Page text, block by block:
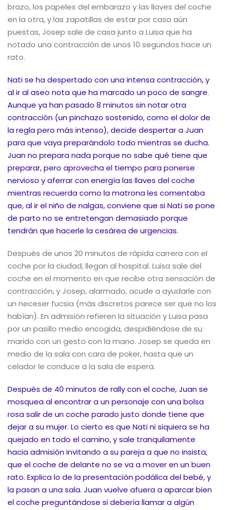
brazo, los papeles del embarazo y las llaves del coche
en la otra, y las zapatillas de estar por casa aún
puestas, Josep sale de casa junto a Luisa que ha
notado una contracción de unos 10 segundos hace un
rato.
Nati se ha despertado con una intensa contracción, y
al ir al aseo nota que ha marcado un poco de sangre.
Aunque ya han pasado 8 minutos sin notar otra
contracción (un pinchazo sostenido, como el dolor de
la regla pero más intenso), decide despertar a Juan
para que vaya preparándolo todo mientras se ducha.
Juan no prepara nada porque no sabe qué tiene que
preparar, pero aprovecha el tiempo para ponerse
nervioso y aferrar con energía las llaves del coche
mientras recuerda como la matrona les comentaba
que, al ir el niño de nalgas, conviene que si Nati se pone
de parto no se entretengan demasiado porque
tendrán que hacerle la cesárea de urgencias.
Después de unos 20 minutos de rápida carrera con el
coche por la ciudad, llegan al hospital. Luisa sale del
coche en el momento en que recibe otra sensación de
contracción, y Josep, alarmado, acude a ayudarle con
un neceser fucsia (más discretos parece ser que no los
habían). En admisión refieren la situación y Luisa pasa
por un pasillo medio encogida, despidiéndose de su
marido con un gesto con la mano. Josep se queda en
medio de la sala con cara de poker, hasta que un
celador le conduce a la sala de espera.
Después de 40 minutos de rally con el coche, Juan se
mosquea al encontrar a un personaje con una bolsa
rosa salir de un coche parado justo donde tiene que
dejar a su mujer. Lo cierto es que Nati ni siquiera se ha
quejado en todo el camino, y sale tranquilamente
hacia admisión invitando a su pareja a que no insista,
que el coche de delante no se va a mover en un buen
rato. Explica lo de la presentación podálica del bebé, y
la pasan a una sala. Juan vuelve afuera a aparcar bien
el coche preguntándose si debería llamar a algún